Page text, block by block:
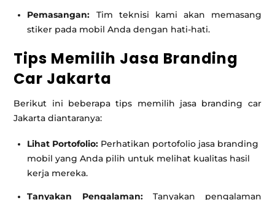
Pemasangan: Tim teknisi kami akan memasang
stiker pada mobil Anda dengan hati-hati.
Tips Memilih Jasa Branding
Car Jakarta
Berikut ini beberapa tips memilih jasa branding car
Jakarta diantaranya:
Lihat Portofolio: Perhatikan portofolio jasa branding
mobil yang Anda pilih untuk melihat kualitas hasil
kerja mereka.
Tanyakan Pengalaman:Tanyakan pengalaman